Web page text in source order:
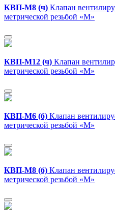
КВП-М8 (ч) Клапан
метрической резьбой «M»
КВП-М12 (ч) Клапан
метрической резьбой «M»
КВП-М6 (б) Клапан
метрической резьбой «M»
КВП-М8 (б) Клапан
метрической резьбой «M»